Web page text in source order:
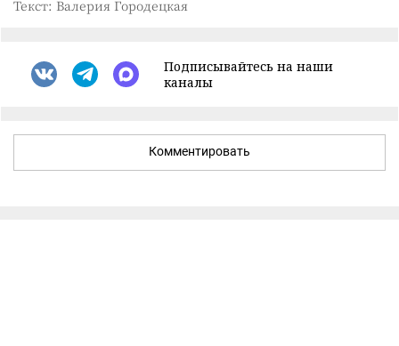
Текст: Валерия Городецкая
Подписывайтесь на наши
каналы
Комментировать